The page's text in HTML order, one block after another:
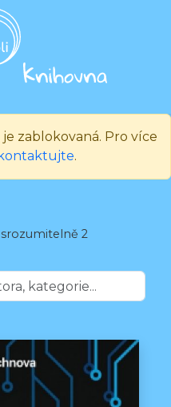
je zablokovaná. Pro více
kontaktujte.
2